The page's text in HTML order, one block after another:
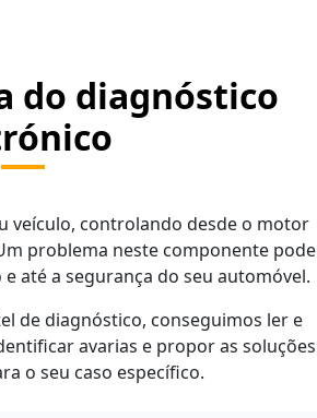
do diagnóstico
veículo, controlando desde o motor
problema neste componente pode
até a segurança do seu automóvel.
de diagnóstico, conseguimos ler e
avarias e propor as soluções
o seu caso específico.